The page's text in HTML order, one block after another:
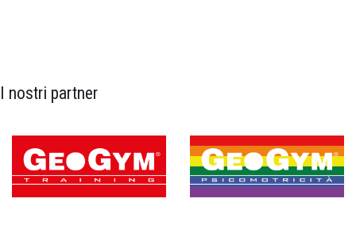
I nostri partner